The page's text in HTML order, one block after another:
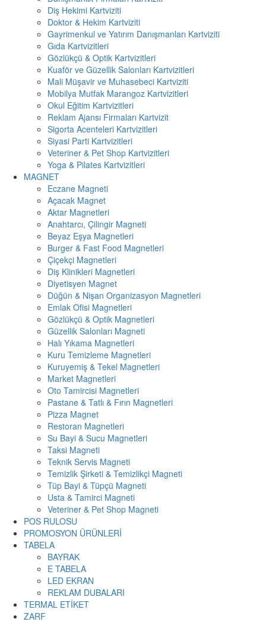
Diş Hekimi Kartviziti
Doktor & Hekim Kartviziti
Gayrimenkul ve Yatırım Danışmanları Kartviziti
Gıda Kartvizitleri
Gözlükçü & Optik Kartvizitleri
Kuaför ve Güzellik Salonları Kartvizitleri
Mali Müşavir ve Muhasebeci Kartviziti
Mobilya Mutfak Marangoz Kartvizitleri
Okul Eğitim Kartvizitleri
Reklam Ajansı Firmaları Kartvizit
Sigorta Acenteleri Kartvizitleri
Siyasi Parti Kartvizitleri
Veteriner & Pet Shop Kartvizitleri
Yoga & Pilates Kartvizitleri
MAGNET
Eczane Magneti
Açacak Magnet
Aktar Magnetleri
Anahtarcı, Çilingir Magneti
Beyaz Eşya Magnetleri
Burger & Fast Food Magnetleri
Çiçekçi Magnetleri
Diş Klinikleri Magnetleri
Diyetisyen Magnet
Düğün & Nişan Organizasyon Magnetleri
Emlak Ofisi Magnetleri
Gözlükçü & Optik Magnetleri
Güzellik Salonları Magneti
Halı Yıkama Magnetleri
Kuru Temizleme Magnetleri
Kuruyemiş & Tekel Magnetleri
Market Magnetleri
Oto Tamircisi Magnetleri
Pastane & Tatlı & Fırın Magnetleri
Pizza Magnet
Restoran Magnetleri
Su Bayi & Sucu Magnetleri
Taksi Magneti
Teknik Servis Magneti
Temizlik Şirketi & Temizlikçi Magneti
Tüp Bayi & Tüpçü Magneti
Usta & Tamirci Magneti
Veteriner & Pet Shop Magneti
POS RULOSU
PROMOSYON ÜRÜNLERİ
TABELA
BAYRAK
E TABELA
LED EKRAN
REKLAM DUBALARI
TERMAL ETİKET
ZARF